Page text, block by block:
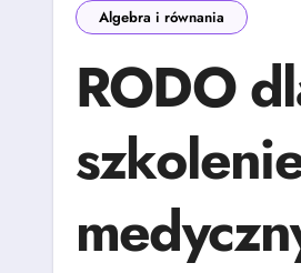
Algebra i równania
RODO